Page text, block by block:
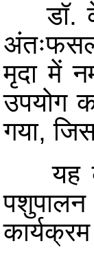
डॉ.
मृदा में
उपयोग
गया,
यह